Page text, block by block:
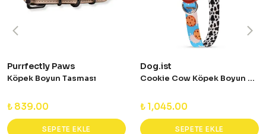
Purrfectly Paws
Köpek Boyun Tasması
₺ 839.00
SEPETE EKLE
Dog.ist
Cookie Cow Köpek Boyun Tasması
₺ 1,045.00
SEPETE EKLE